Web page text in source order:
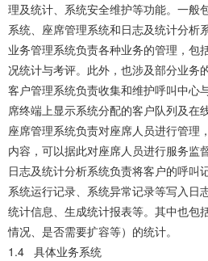
理及统计、系统安全维护等功能。一般
系统、座席管理系统和日志及统计分析
业务管理系统负责各种业务的管理，包
况统计与考评。此外，也涉及部分业务
客户管理系统负责收集和维护呼叫中心
席终端上显示系统分配的客户队列及在
座席管理系统负责对座席人员进行管理
内容，可以据此对座席人员进行服务监
日志及统计分析系统负责将客户的呼叫
系统运行记录、系统异常记录等写入日
统计信息、生成统计报表等。其中也包
情况、是否需要扩容等）的统计。
1.4 具体业务系统